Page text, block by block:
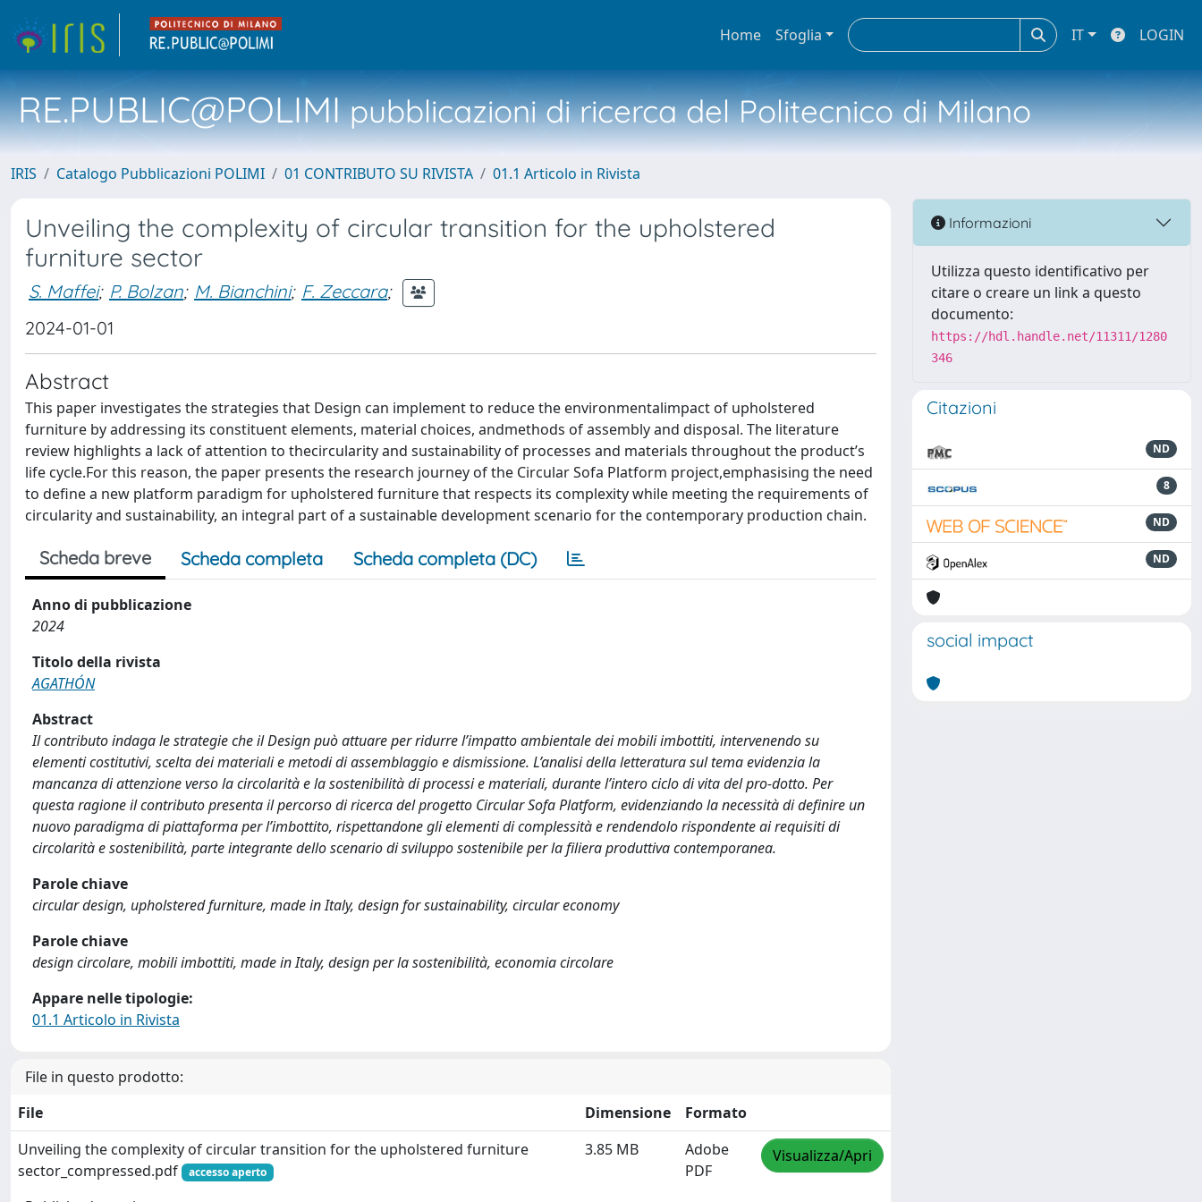
Home Sfoglia IT LOGIN
RE.PUBLIC@POLIMIpubblicazioni di ricerca del Politecnico di Milano
IRIS Catalogo Pubblicazioni POLIMI 01 CONTRIBUTO SU RIVISTA 01.1 Articolo in Rivista
Unveiling the complexity of circular transition for the upholstered
furniture sector
S. Maffei; P. Bolzan; M. Bianchini; F. Zeccara;
2024-01-01
Abstract
This paper investigates the strategies that Design can implement to reduce the environmentalimpact of upholstered
furniture by addressing its constituent elements, material choices, andmethods of assembly and disposal. The literature
review highlights a lack of attention to thecircularity and sustainability of processes and materials throughout the product’s
life cycle.For this reason, the paper presents the research journey of the Circular Sofa Platform project,emphasising the need
to define a new platform paradigm for upholstered furniture that respects its complexity while meeting the requirements of
circularity and sustainability, an integral part of a sustainable development scenario for the contemporary production chain.
Scheda breve Scheda completa Scheda completa (DC)
Anno di pubblicazione
2024
Titolo della rivista
AGATHÓN
Abstract
Il contributo indaga le strategie che il Design può attuare per ridurre l’impatto ambientale dei mobili imbottiti, intervenendo su
elementi costitutivi, scelta dei materiali e metodi di assemblaggio e dismissione. L’analisi della letteratura sul tema evidenzia la
mancanza di attenzione verso la circolarità e la sostenibilità di processi e materiali, durante l’intero ciclo di vita del pro-dotto. Per
questa ragione il contributo presenta il percorso di ricerca del progetto Circular Sofa Platform, evidenziando la necessità di definire un
nuovo paradigma di piattaforma per l’imbottito, rispettandone gli elementi di complessità e rendendolo rispondente ai requisiti di
circolarità e sostenibilità, parte integrante dello scenario di sviluppo sostenibile per la filiera produttiva contemporanea.
Parole chiave
circular design, upholstered furniture, made in Italy, design for sustainability, circular economy
Parole chiave
design circolare, mobili imbottiti, made in Italy, design per la sostenibilità, economia circolare
Appare nelle tipologie:
01.1 Articolo in Rivista
File in questo prodotto:
File
Dimensione
Formato
Unveiling the complexity of circular transition for the upholstered furniture
sector_compressed.pdf
accesso aperto
3.85 MB
Adobe
PDF
Visualizza/Apri
Informazioni
Utilizza questo identificativo per
citare o creare un link a questo
documento:
https://hdl.handle.net/11311/1280
346
Citazioni
ND
8
ND
ND
social impact